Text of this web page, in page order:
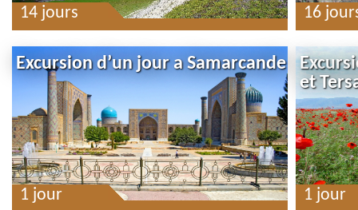
14 jours 16
Excursion d’un jour a Samarcande
1 jour
et
1 jour